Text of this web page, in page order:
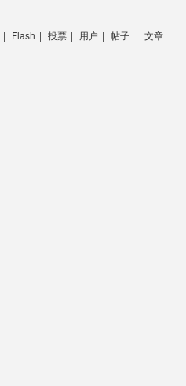
| Flash | 投票 | 用户 | 帖子 | 文章